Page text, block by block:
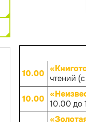
10.00 чтений
10.00 10.00 до